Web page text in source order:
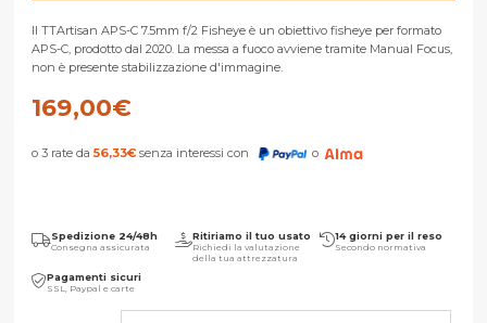
Il TTArtisan APS-C 7.5mm f/2 Fisheye è un obiettivo fisheye per formato
APS-C, prodotto dal 2020. La messa a fuoco avviene tramite Manual Focus,
non è presente stabilizzazione d'immagine.
169,00€
o 3 rate da 56,33€ senza interessi con o
Spedizione 24/48h
Consegna assicurata
Ritiriamo il tuo usato
Richiedi la valutazione
della tua attrezzatura
14 giorni per il reso
Secondo normativa
Pagamenti sicuri
SSL, Paypal e carte